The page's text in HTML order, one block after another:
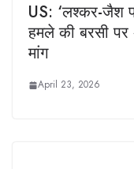
US: ‘लश्कर-जैश
हमले की बरसी
मांग
April 23, 2026